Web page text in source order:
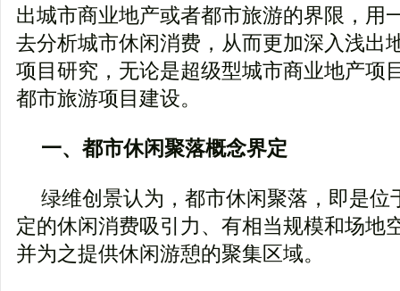
出城市商业地产或者都市旅游的界限，用
去分析城市休闲消费，从而更加深入浅出
项目研究，无论是超级型城市商业地产项
都市旅游项目建设。
一、都市休闲聚落概念界定
绿维创景认为，都市休闲聚落，即是位
定的休闲消费吸引力、有相当规模和场地
并为之提供休闲游憩的聚集区域。